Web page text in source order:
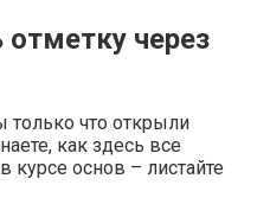
отметку через
только что открыли
как здесь все
курсе основ – листайте